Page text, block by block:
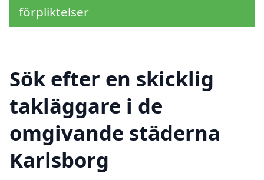
förpliktelser
Sök efter en skicklig
takläggare i de
omgivande städerna
Karlsborg